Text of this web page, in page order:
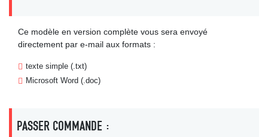
Ce modèle en version complète vous sera envoyé
directement par e-mail aux formats :
texte simple (.txt)
Microsoft Word (.doc)
PASSER COMMANDE :